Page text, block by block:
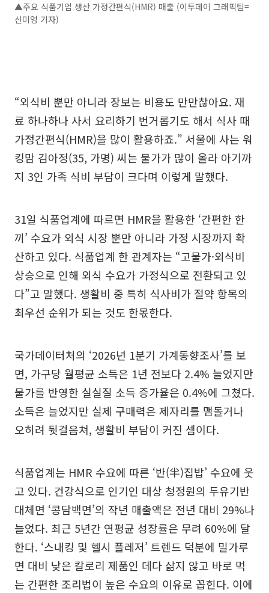
▲주요 식품기업 생산 가정간편식(HMR) 매출 (이투데이 그래픽팀=
신미영 기자)
“외식비 뿐만 아니라 장보는 비용도 만만찮아요. 재
료 하나하나 사서 요리하기 번거롭기도 해서 식사 때
가정간편식(HMR)을 많이 활용하죠.” 서울에 사는 워
킹맘 김아정(35, 가명) 씨는 물가가 많이 올라 아기까
지 3인 가족 식비 부담이 크다며 이렇게 말했다.
31일 식품업계에 따르면 HMR을 활용한 ‘간편한 한
끼’ 수요가 외식 시장 뿐만 아니라 가정 시장까지 확
산하고 있다. 식품업계 한 관계자는 “고물가·외식비
상승으로 인해 외식 수요가 가정식으로 전환되고 있
다”고 말했다. 생활비 중 특히 식사비가 절약 항목의
최우선 순위가 되는 것도 한몫한다.
국가데이터처의 ‘2026년 1분기 가계동향조사’를 보
면, 가구당 월평균 소득은 1년 전보다 2.4% 늘었지만
물가를 반영한 실실질 소득 증가율은 0.4%에 그쳤다.
소득은 늘었지만 실제 구매력은 제자리를 맴돌거나
오히려 뒷걸음쳐, 생활비 부담이 커진 셈이다.
식품업계는 HMR 수요에 따른 ‘반(半)집밥’ 수요에 웃
고 있다. 건강식으로 인기인 대상 청정원의 두유기반
대체면 ‘콩담백면’의 작년 매출액은 전년 대비 29%나
늘었다. 최근 5년간 연평균 성장률은 무려 60%에 달
한다. ‘스내킹 및 헬시 플레저’ 트렌드 덕분에 밀가루
면 대비 낮은 칼로리 제품인 데다 삶지 않고 바로 먹
는 간편한 조리법이 높은 수요의 이유로 꼽힌다. 이에